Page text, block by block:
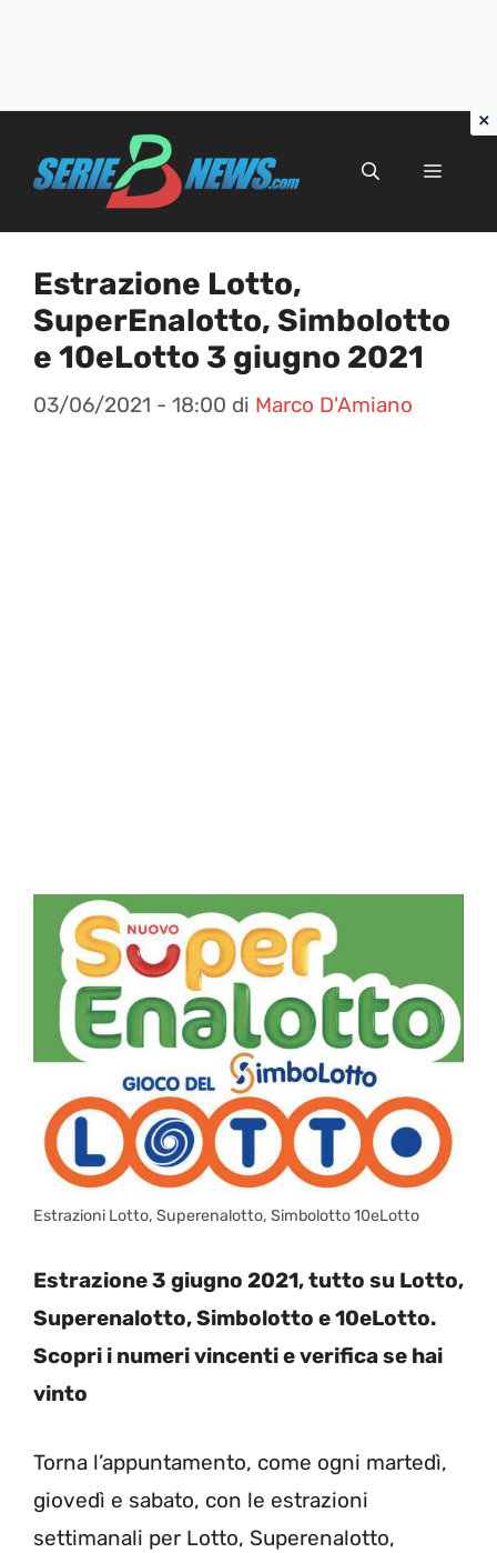
Menu
Estrazione Lotto,
SuperEnalotto, Simbolotto
e 10eLotto 3 giugno 2021
03/06/2021 - 18:00 di Marco D'Amiano
Estrazioni Lotto, Superenalotto, Simbolotto 10eLotto
Estrazione 3 giugno 2021, tutto su Lotto,
Superenalotto, Simbolotto e 10eLotto.
Scopri i numeri vincenti e verifica se hai
vinto
Torna l’appuntamento, come ogni martedì,
giovedì e sabato, con le estrazioni
settimanali per Lotto, Superenalotto,